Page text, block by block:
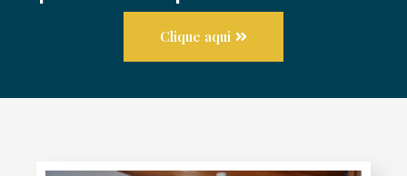
Clique aqui